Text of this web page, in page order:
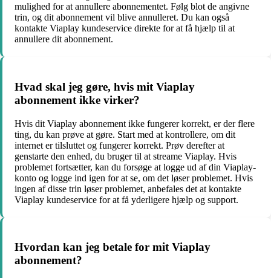
mulighed for at annullere abonnementet. Følg blot de angivne
trin, og dit abonnement vil blive annulleret. Du kan også
kontakte Viaplay kundeservice direkte for at få hjælp til at
annullere dit abonnement.
Hvad skal jeg gøre, hvis mit Viaplay
abonnement ikke virker?
Hvis dit Viaplay abonnement ikke fungerer korrekt, er der flere
ting, du kan prøve at gøre. Start med at kontrollere, om dit
internet er tilsluttet og fungerer korrekt. Prøv derefter at
genstarte den enhed, du bruger til at streame Viaplay. Hvis
problemet fortsætter, kan du forsøge at logge ud af din Viaplay-
konto og logge ind igen for at se, om det løser problemet. Hvis
ingen af disse trin løser problemet, anbefales det at kontakte
Viaplay kundeservice for at få yderligere hjælp og support.
Hvordan kan jeg betale for mit Viaplay
abonnement?